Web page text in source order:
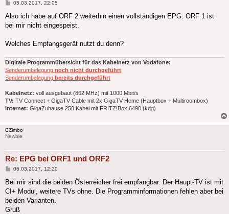
Beitrag
05.03.2017, 22:05
Also ich habe auf ORF 2 weiterhin einen vollständigen EPG. ORF 1 ist
bei mir nicht eingespeist.
Welches Empfangsgerät nutzt du denn?
Digitale Programmübersicht für das Kabelnetz von Vodafone:
Senderumbelegung noch nicht durchgeführt
Senderumbelegung bereits durchgeführt
Kabelnetz: voll ausgebaut (862 MHz) mit 1000 Mbit/s
TV: TV Connect + GigaTV Cable mit 2x GigaTV Home (Hauptbox + Multiroombox)
Internet: GigaZuhause 250 Kabel mit FRITZ!Box 6490 (kdg)
CZimbo
Newbie
Re: EPG bei ORF1 und ORF2
Beitrag
06.03.2017, 12:20
Bei mir sind die beiden Österreicher frei empfangbar. Der Haupt-TV ist mit
CI+ Modul, weitere TVs ohne. Die Programminformationen fehlen aber bei
beiden Varianten.
Gruß